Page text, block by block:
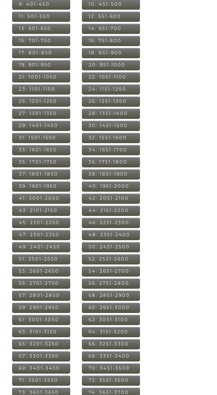
9: 401-450 10: 451-500
11: 501-550 12: 551-600
13: 601-650 14: 651-700
15: 701-750 16: 751-800
17: 801-850 18: 851-900
19: 901-950 20: 951-1000
21: 1001-1050 22: 1051-1100
23: 1101-1150 24: 1151-1200
25: 1201-1250 26: 1251-1300
27: 1301-1350 28: 1351-1400
29: 1401-1450 30: 1451-1500
31: 1501-1550 32: 1551-1600
33: 1601-1650 34: 1651-1700
35: 1701-1750 36: 1751-1800
37: 1801-1850 38: 1851-1900
39: 1901-1950 40: 1951-2000
41: 2001-2050 42: 2051-2100
43: 2101-2150 44: 2151-2200
45: 2201-2250 46: 2251-2300
47: 2301-2350 48: 2351-2400
49: 2401-2450 50: 2451-2500
51: 2501-2550 52: 2551-2600
53: 2601-2650 54: 2651-2700
55: 2701-2750 56: 2751-2800
57: 2801-2850 58: 2851-2900
59: 2901-2950 60: 2951-3000
61: 3001-3050 62: 3051-3100
63: 3101-3150 64: 3151-3200
65: 3201-3250 66: 3251-3300
67: 3301-3350 68: 3351-3400
69: 3401-3450 70: 3451-3500
71: 3501-3550 72: 3551-3600
73: 3601-3650 74: 3651-3700